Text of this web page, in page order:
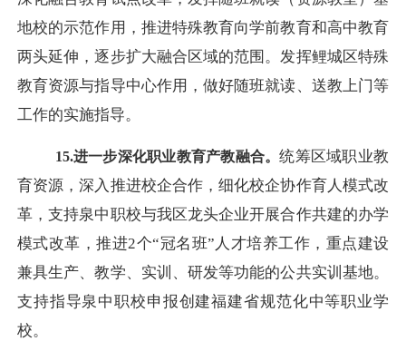
地校的示范作用，推进特殊教育向学前教育和高中教育
两头延伸，逐步扩大融合区域的范围。发挥鲤城区特殊
教育资源与指导中心作用，做好随班就读、送教上门等
工作的实施指导。
15.进一步深化职业教育产教融合。统筹区域职业教
育资源，深入推进校企合作，细化校企协作育人模式改
革，支持泉中职校与我区龙头企业开展合作共建的办学
模式改革，推进2个“冠名班”人才培养工作，重点建设
兼具生产、教学、实训、研发等功能的公共实训基地。
支持指导泉中职校申报创建福建省规范化中等职业学
校。